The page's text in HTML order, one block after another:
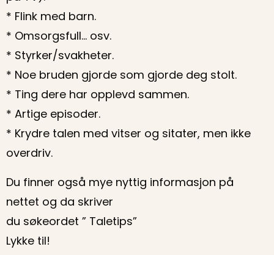
* Flink med barn.
* Omsorgsfull… osv.
* Styrker/svakheter.
* Noe bruden gjorde som gjorde deg stolt.
* Ting dere har opplevd sammen.
* Artige episoder.
* Krydre talen med vitser og sitater, men ikke
overdriv.
Du finner også mye nyttig informasjon på
nettet og da skriver
du søkeordet ” Taletips”
Lykke til!